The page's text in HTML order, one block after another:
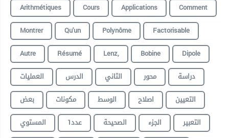
Arithmétiques
Cours Applications
Comment
Montrer
Qu'un Polynôme
Factorisable
Autre
Résumé Lenz, Bobine
Dipole
العمليات
الدرس الثاني محور
دراسة
بعض
مكونات الوسط اصلاح
التعيين
المستوي
عدد1 الصحيحة الجزء
التعبير